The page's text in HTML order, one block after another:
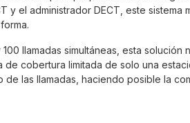
y el administrador DECT, este
llamadas simultáneas, esta
cobertura limitada de solo una
de las llamadas, haciendo posible la